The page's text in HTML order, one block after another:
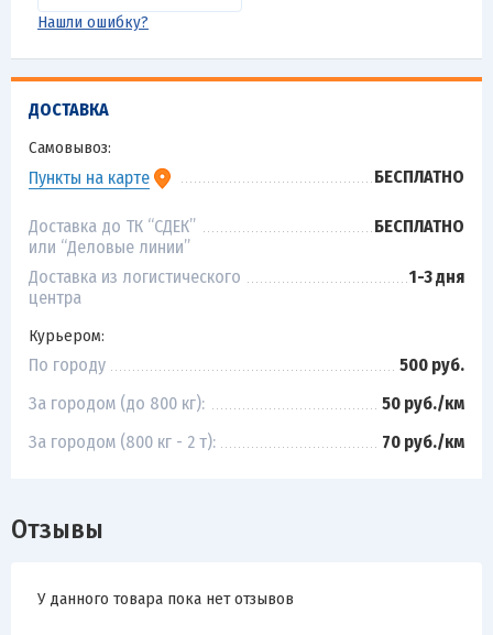
ДОСТАВКА
Самовывоз:
Пункты на карте БЕСПЛАТНО
Доставка до ТК “СДЕК”
или “Деловые линии”
БЕСПЛАТНО
Доставка из логистического
центра
1-3 дня
Курьером:
По городу
500 руб.
За городом (до 800 кг):
50 руб./км
За городом (800 кг - 2 т):
70 руб./км
Нашли ошибку?
Отзывы
У данного товара пока нет отзывов